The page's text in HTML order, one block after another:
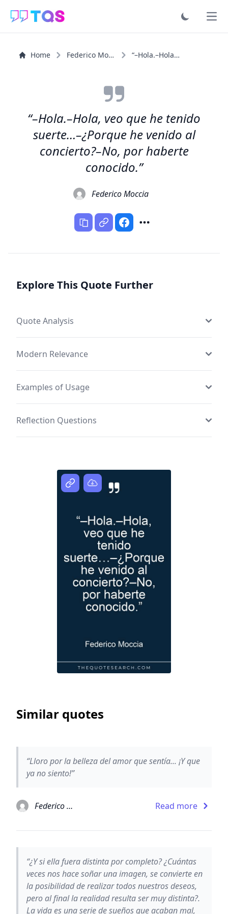
Home Federico Moccia “–Hola.–Hola, veo que he tenido suerte…–¿Porque he...”
“–Hola.–Hola, veo que he tenido
suerte…–¿Porque he venido al
concierto?–No, por haberte
conocido.”
Federico Moccia
Explore This Quote Further
Quote Analysis
Modern Relevance
Examples of Usage
Reflection Questions
Similar quotes
“Lloro por la belleza del amor que sentía... ¡Y que
ya no siento!”
Federico Moccia Read more
“¿Y si ella fuera distinta por completo? ¿Cuántas
veces nos hace soñar una imagen, se convierte en
la posibilidad de realizar todos nuestros deseos,
pero al final la realidad resulta ser muy distinta?.
La vida es una serie de sueños que acaban mal,